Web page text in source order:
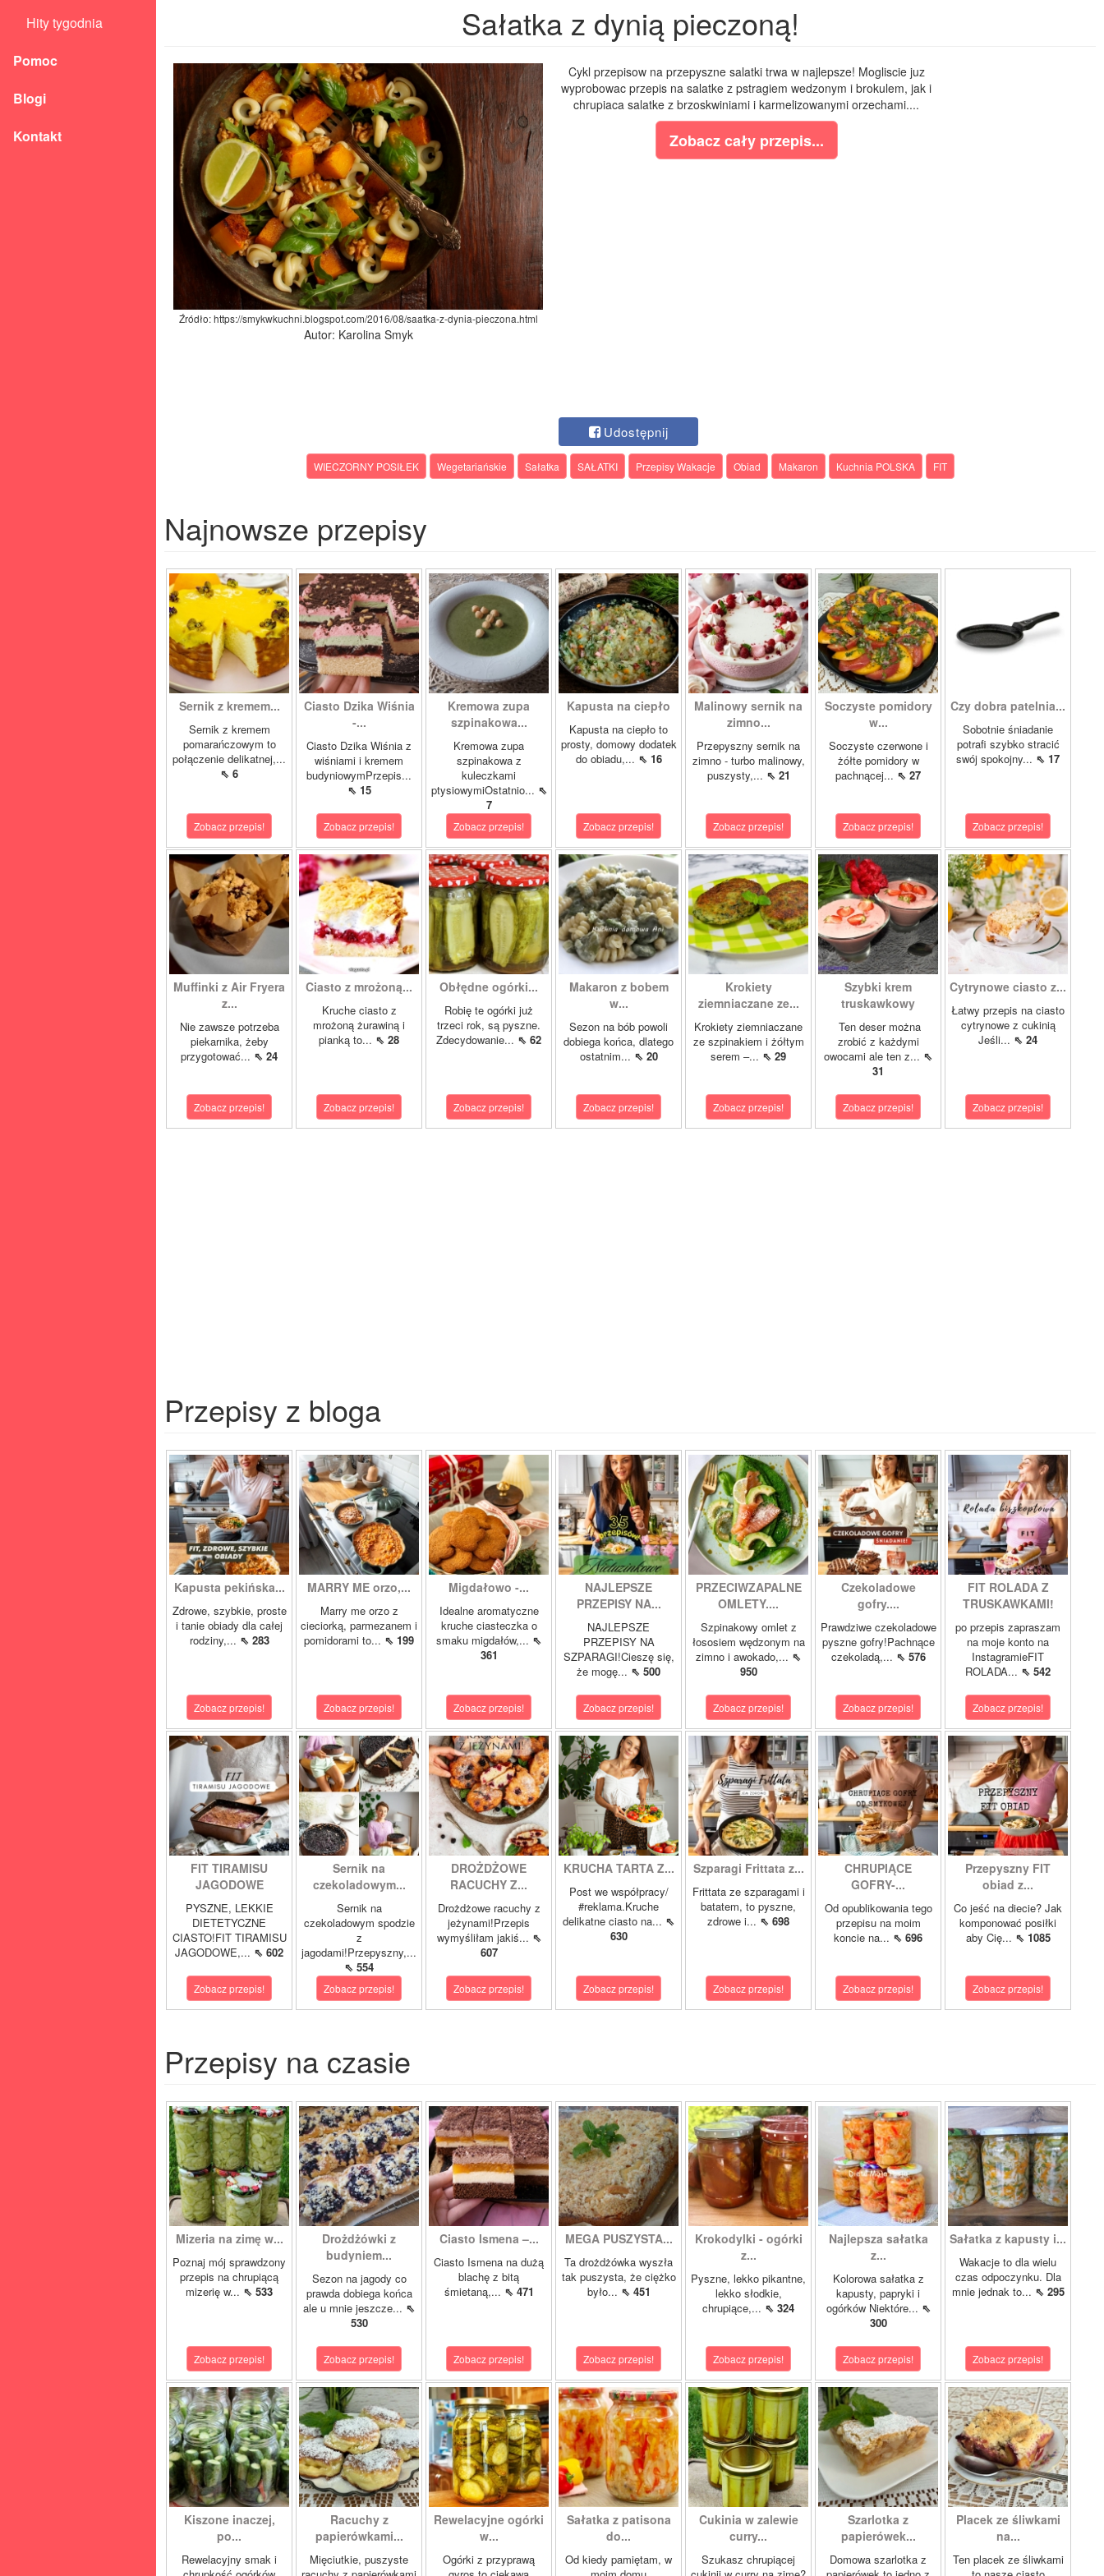
Hity tygodnia
Pomoc
Blogi
Kontakt
Sałatka z dynią pieczoną!
Źródło: https://smykwkuchni.blogspot.com/2016/08/saatka-z-dynia-pieczona.html
Autor: Karolina Smyk
Cykl przepisow na przepyszne salatki trwa w najlepsze! Mogliscie juz
wyprobowac przepis na salatke z pstragiem wedzonym i brokulem, jak i
chrupiaca salatke z brzoskwiniami i karmelizowanymi orzechami....
Zobacz cały przepis...
Udostępnij
WIECZORNY POSIŁEK Wegetariańskie Sałatka SAŁATKI Przepisy Wakacje Obiad Makaron Kuchnia POLSKA FIT
Najnowsze przepisy
Sernik z kremem...
Sernik z kremem
pomarańczowym to
połączenie delikatnej,...
⇖ 6
Zobacz przepis!
Ciasto Dzika Wiśnia
-...
Ciasto Dzika Wiśnia z
wiśniami i kremem
budyniowymPrzepis...
⇖ 15
Zobacz przepis!
Kremowa zupa
szpinakowa...
Kremowa zupa
szpinakowa z
kuleczkami
ptysiowymiOstatnio... ⇖
7
Zobacz przepis!
Kapusta na ciepło
Kapusta na ciepło to
prosty, domowy dodatek
do obiadu,... ⇖ 16
Zobacz przepis!
Malinowy sernik na
zimno...
Przepyszny sernik na
zimno - turbo malinowy,
puszysty,... ⇖ 21
Zobacz przepis!
Soczyste pomidory
w...
Soczyste czerwone i
żółte pomidory w
pachnącej... ⇖ 27
Zobacz przepis!
Czy dobra patelnia...
Sobotnie śniadanie
potrafi szybko stracić
swój spokojny... ⇖ 17
Zobacz przepis!
Muffinki z Air Fryera
z...
Nie zawsze potrzeba
piekarnika, żeby
przygotować... ⇖ 24
Zobacz przepis!
Ciasto z mrożoną...
Kruche ciasto z
mrożoną żurawiną i
pianką to... ⇖ 28
Zobacz przepis!
Obłędne ogórki...
Robię te ogórki już
trzeci rok, są pyszne.
Zdecydowanie... ⇖ 62
Zobacz przepis!
Makaron z bobem
w...
Sezon na bób powoli
dobiega końca, dlatego
ostatnim... ⇖ 20
Zobacz przepis!
Krokiety
ziemniaczane ze...
Krokiety ziemniaczane
ze szpinakiem i żółtym
serem –... ⇖ 29
Zobacz przepis!
Szybki krem
truskawkowy
Ten deser można
zrobić z każdymi
owocami ale ten z... ⇖
31
Zobacz przepis!
Cytrynowe ciasto z...
Łatwy przepis na ciasto
cytrynowe z cukinią
Jeśli... ⇖ 24
Zobacz przepis!
Przepisy z bloga
Kapusta pekińska...
Zdrowe, szybkie, proste
i tanie obiady dla całej
rodziny,... ⇖ 283
Zobacz przepis!
MARRY ME orzo,...
Marry me orzo z
cieciorką, parmezanem i
pomidorami to... ⇖ 199
Zobacz przepis!
Migdałowo -...
Idealne aromatyczne
kruche ciasteczka o
smaku migdałów,... ⇖
361
Zobacz przepis!
NAJLEPSZE
PRZEPISY NA...
NAJLEPSZE
PRZEPISY NA
SZPARAGI!Cieszę się,
że mogę... ⇖ 500
Zobacz przepis!
PRZECIWZAPALNE
OMLETY....
Szpinakowy omlet z
łososiem wędzonym na
zimno i awokado,... ⇖
950
Zobacz przepis!
Czekoladowe
gofry....
Prawdziwe czekoladowe
pyszne gofry!Pachnące
czekoladą,... ⇖ 576
Zobacz przepis!
FIT ROLADA Z
TRUSKAWKAMI!
po przepis zapraszam
na moje konto na
InstagramieFIT
ROLADA... ⇖ 542
Zobacz przepis!
FIT TIRAMISU
JAGODOWE
PYSZNE, LEKKIE
DIETETYCZNE
CIASTO!FIT TIRAMISU
JAGODOWE,... ⇖ 602
Zobacz przepis!
Sernik na
czekoladowym...
Sernik na
czekoladowym spodzie
z
jagodami!Przepyszny,...
⇖ 554
Zobacz przepis!
DROŻDŻOWE
RACUCHY Z...
Drożdżowe racuchy z
jeżynami!Przepis
wymyśliłam jakiś... ⇖
607
Zobacz przepis!
KRUCHA TARTA Z...
Post we współpracy/
#reklama.Kruche
delikatne ciasto na... ⇖
630
Zobacz przepis!
Szparagi Frittata z...
Frittata ze szparagami i
batatem, to pyszne,
zdrowe i... ⇖ 698
Zobacz przepis!
CHRUPIĄCE
GOFRY-...
Od opublikowania tego
przepisu na moim
koncie na... ⇖ 696
Zobacz przepis!
Przepyszny FIT
obiad z...
Co jeść na diecie? Jak
komponować posiłki
aby Cię... ⇖ 1085
Zobacz przepis!
Przepisy na czasie
Mizeria na zimę w...
Poznaj mój sprawdzony
przepis na chrupiącą
mizerię w... ⇖ 533
Zobacz przepis!
Drożdżówki z
budyniem...
Sezon na jagody co
prawda dobiega końca
ale u mnie jeszcze... ⇖
530
Zobacz przepis!
Ciasto Ismena –...
Ciasto Ismena na dużą
blachę z bitą
śmietaną,... ⇖ 471
Zobacz przepis!
MEGA PUSZYSTA...
Ta drożdżówka wyszła
tak puszysta, że ciężko
było... ⇖ 451
Zobacz przepis!
Krokodylki - ogórki
z...
Pyszne, lekko pikantne,
lekko słodkie,
chrupiące,... ⇖ 324
Zobacz przepis!
Najlepsza sałatka
z...
Kolorowa sałatka z
kapusty, papryki i
ogórków Niektóre... ⇖
300
Zobacz przepis!
Sałatka z kapusty i...
Wakacje to dla wielu
czas odpoczynku. Dla
mnie jednak to... ⇖ 295
Zobacz przepis!
Kiszone inaczej,
po...
Rewelacyjny smak i
Racuchy z
papierówkami...
Mięciutkie, puszyste
Rewelacyjne ogórki
w...
Ogórki z przyprawą
Sałatka z patisona
do...
Od kiedy pamiętam, w
Cukinia w zalewie
curry...
Szukasz chrupiącej
Szarlotka z
papierówek...
Domowa szarlotka z
Placek ze śliwkami
na...
Ten placek ze śliwkami